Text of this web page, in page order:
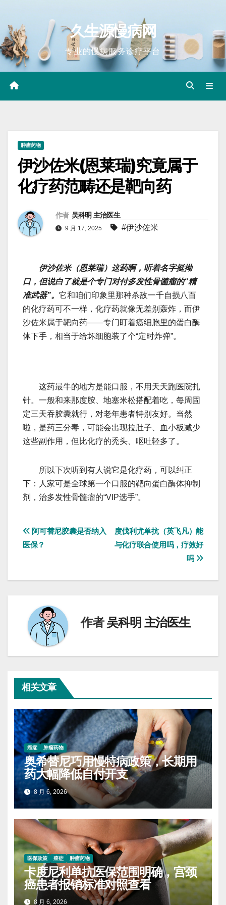
content
久生源慢病网
专业的慢病服务诊疗平台
肿瘤药物
伊沙佐米(恩莱瑞)究竟属于
化疗药范畴还是靶向药
作者 吴科明 主治医生
9 月 17, 2025 #伊沙佐米
伊沙佐米（恩莱瑞）这药啊，听着名字挺拗
口，但说白了就是个专门对付多发性骨髓瘤的“精
准武器”。 它和咱们印象里那种杀敌一千自损八百
的化疗药可不一样，化疗药就像无差别轰炸，而伊
沙佐米属于靶向药——专门盯着癌细胞里的蛋白酶
体下手，相当于给坏细胞装了个“定时炸弹”。
这药最牛的地方是能口服，不用天天跑医院扎
针。一般和来那度胺、地塞米松搭配着吃，每周固
定三天吞胶囊就行，对老年患者特别友好。当然
啦，是药三分毒，可能会出现拉肚子、血小板减少
这些副作用，但比化疗的秃头、呕吐轻多了。
所以下次听到有人说它是化疗药，可以纠正
下：人家可是全球第一个口服的靶向蛋白酶体抑制
剂，治多发性骨髓瘤的“VIP选手”。
文
章
导
度伐利尤单抗（英飞凡）能
与化疗联合使用吗，疗效好
吗
阿可替尼胶囊是否纳入
医保？
作者吴科明 主治医生
相关文章
癌症 肿瘤药物
奥希替尼巧用慢特病政策，长期用
药大幅降低自付开支
8 月 6, 2026
医保政策 癌症 肿瘤药物
卡度尼利单抗医保范围明确，宫颈
癌患者报销标准对照查看
8 月 6, 2026